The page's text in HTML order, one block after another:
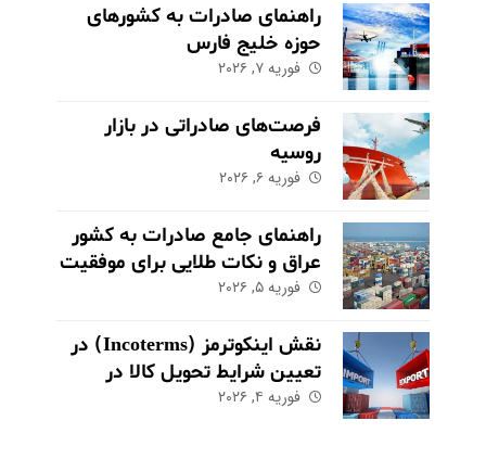
راهنمای صادرات به کشورهای
حوزه خلیج فارس
فوریه ۷, ۲۰۲۶
فرصت‌های صادراتی در بازار
روسیه
فوریه ۶, ۲۰۲۶
راهنمای جامع صادرات به کشور
عراق و نکات طلایی برای موفقیت
در بازار
فوریه ۵, ۲۰۲۶
نقش اینکوترمز (Incoterms) در
تعیین شرایط تحویل کالا در
صادرات
فوریه ۴, ۲۰۲۶